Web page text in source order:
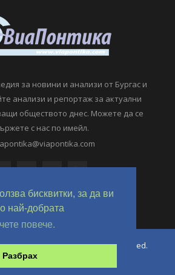
бисквитки, за да ви
най-добрата
повече.
Разбрах
за новини и анализи от Бургас и
анализи и репортаж за актуални
обществото днес. Можете да се
с нас по имейл.
ViaPontika.com. All Rights Reserved.
@ OverHertz Ltd